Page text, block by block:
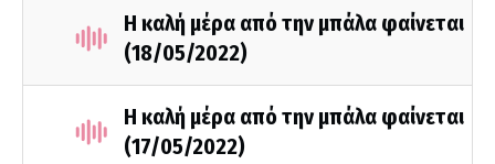
Η καλή μέρα από την μπάλα φαίνεται
(18/05/2022)
Η καλή μέρα από την μπάλα φαίνεται
(17/05/2022)